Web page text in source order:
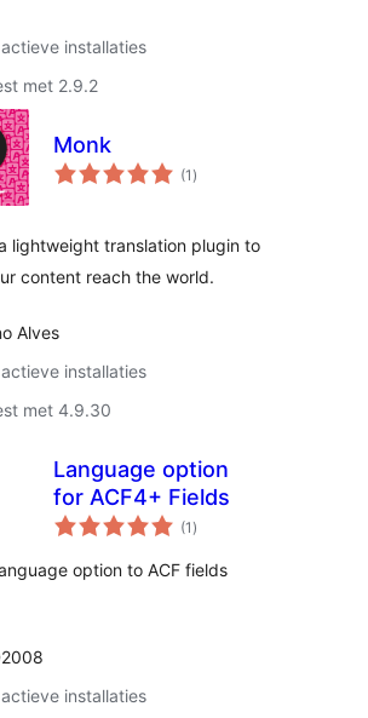
installaties
met 2.9.2
Monk
(1 totaal
waarderingen
)
lightweight translation plugin to
content reach the world.
Alves
installaties
met 4.9.30
Language option
for ACF4+ Fields
(1 totaal
waarderingen
)
option to ACF fields
installaties